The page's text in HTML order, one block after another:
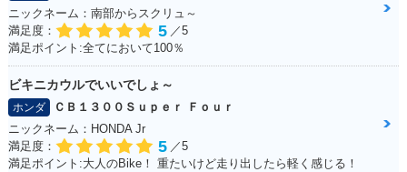
2015年 CB1300 SU
PER FOUR E Pack
age Special Editio
n・特別・限定仕様
2014年 CB1300 SU
PER FOUR E Pack
age・新登場
ニックネーム：南部からスクリュ～
満足度：
5 ／5
満足ポイント:全てにおいて100％
ビキニカウルでいいでしょ～
ホンダ
ＣＢ１３００Ｓｕｐｅｒ Ｆｏｕｒ
ニックネーム：HONDA Jr
満足度：
5 ／5
満足ポイント:大人のBike！ 重たいけど走り出したら軽く感じる！